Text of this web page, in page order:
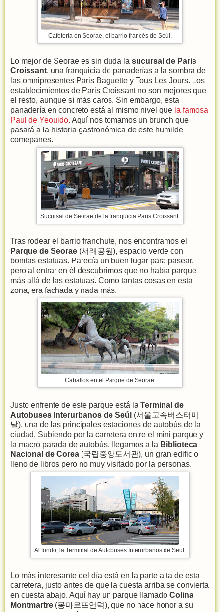
Cafetería en Seorae, el barrio francés de Seúl.
Lo mejor de Seorae es sin duda la sucursal de Paris
Croissant, una franquicia de panaderías a la sombra de
las omnipresentes Paris Baguette y Tous Les Jours. Los
establecimientos de Paris Croissant no son mejores que
el resto, aunque sí más caros. Sin embargo, esta
panadería en concreto está al mismo nivel que la famosa
Paul de Yeouido. Aquí nos tomamos un brunch que
pasará a la historia gastronómica de este humilde
comepanes.
Sucursal de Seorae de la franquicia Paris Croissant.
Tras rodear el barrio franchute, nos encontramos el
Parque de Seorae (서래공원), espacio verde con
bonitas estatuas. Parecía un buen lugar para pasear,
pero al entrar en él descubrimos que no había parque
más allá de las estatuas. Como tantas cosas en esta
zona, era fachada y nada más.
Caballos en el Parque de Seorae.
Justo enfrente de este parque está la Terminal de
Autobuses Interurbanos de Seúl (서울고속버스터미
날), una de las principales estaciones de autobús de la
ciudad. Subiendo por la carretera entre el mini parque y
la macro parada de autobús, llegamos a la Biblioteca
Nacional de Corea (국립중앙도서관), un gran edificio
lleno de libros pero no muy visitado por la personas.
Al fondo, la Terminal de Autobuses Interurbanos de Seúl.
Lo más interesante del día está en la parte alta de esta
carretera, justo antes de que la cuesta arriba se convierta
en cuesta abajo. Aquí hay un parque llamado Colina
Montmartre (몽마르뜨언덕), que no hace honor a su